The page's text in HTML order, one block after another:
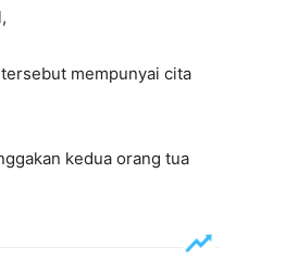
mempunyai cita
kedua orang tua